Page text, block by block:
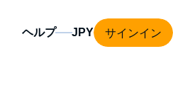
ヘルプ サインイン